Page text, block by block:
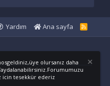
Yardım Ana sayfa
R
olursanız daha
icin tesekkür ederiz